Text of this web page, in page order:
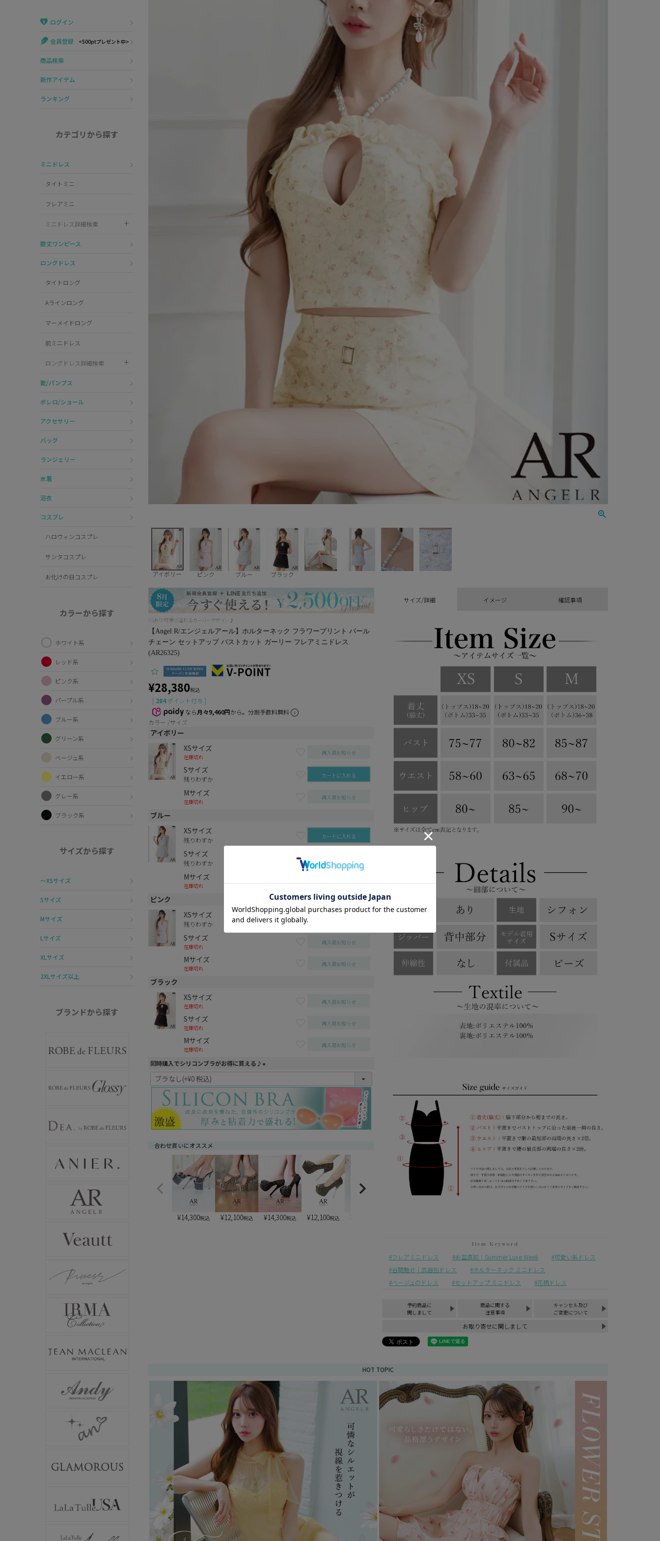
GLAMOROUS
ログイン
会員登録 <500ptプレゼント中>
商品検索
新作アイテム
ランキング
カテゴリから探す
ミニドレス
タイトミニ
フレアミニ
ミニドレス詳細検索
膝丈ワンピース
ロングドレス
タイトロング
Aラインロング
マーメイドロング
前ミニドレス
ロングドレス詳細検索
靴/パンプス
ボレロ/ショール
アクセサリー
バッグ
ランジェリー
水着
浴衣
コスプレ
ハロウィンコスプレ
サンタコスプレ
お化けの日コスプレ
カラーから探す
ホワイト系
レッド系
ピンク系
パープル系
ブルー系
グリーン系
ベージュ系
イエロー系
グレー系
ブラック系
サイズから探す
〜XSサイズ
Sサイズ
Mサイズ
Lサイズ
XLサイズ
2XLサイズ以上
ブランドから探す
アイボリー ピンク ブルー ブラック
XSあり!可愛さ溢れるガーリーデザイン♪
【Angel R/エンジェルアール】ホルターネック フラワープリント パール
チェーン セットアップ バストカット ガーリー フレアミニドレス
(AR26325)
¥28,380税込
[ 284 ポイント付与 ]
なら月々9,460円から。分割手数料無料
カラー
サイズ
アイボリー
XSサイズ
在庫切れ
再入荷お知らせ
Sサイズ
残りわずか カートに入れる
Mサイズ
在庫切れ
再入荷お知らせ
ブルー
XSサイズ
残りわずか カートに入れる
Sサイズ
残りわずか
Mサイズ
在庫切れ
再入荷お知らせ
ピンク
XSサイズ
残りわずか
Sサイズ
在庫切れ
再入荷お知らせ
Mサイズ
在庫切れ
再入荷お知らせ
ブラック
XSサイズ
在庫切れ
再入荷お知らせ
Sサイズ
在庫切れ
再入荷お知らせ
Mサイズ
在庫切れ
再入荷お知らせ
同時購入でシリコンブラがお得に買える♪
(
須
)
合わせ買いにオススメ
¥14,300税込 ¥12,100税込 ¥14,300税込 ¥12,100税込 ¥
サイズ/詳細 イメージ 確認事項
フレアミニドレス お盆直前！Summer Luxe Week
可愛い系ドレス
谷間魅せ｜武器別ドレス
ホルターネック ミニドレス
ベージュのドレス
セットアップ ミニドレス 花柄ドレス
予約商品に
関しまして
商品に関する
注意事項
キャンセル及び
ご変更について
お取り寄せに関しまして
HOT TOPIC